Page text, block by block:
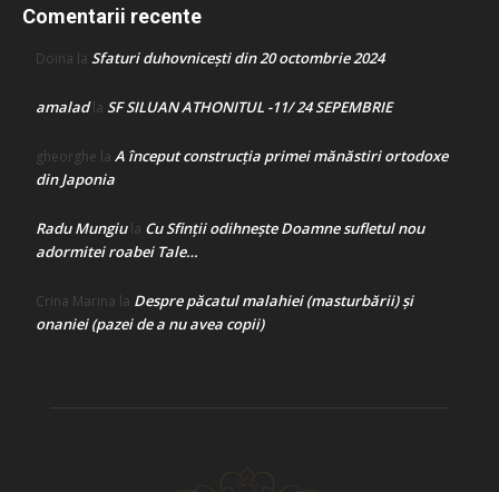
Comentarii recente
Doina la Sfaturi duhovnicești din 20 octombrie 2024
amaladla SF SILUAN ATHONITUL -11/ 24 SEPEMBRIE
gheorghe la A început construcţia primei mănăstiri ortodoxe
din Japonia
Radu Mungiula Cu Sfinții odihnește Doamne sufletul nou
adormitei roabei Tale…
Crina Marina la Despre păcatul malahiei (masturbării) şi
onaniei (pazei de a nu avea copii)